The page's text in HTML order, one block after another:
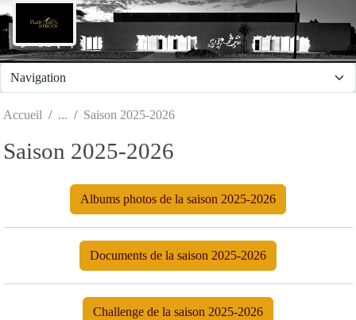
Accueil Saison 2025-2026
Saison 2025-2026
Albums photos de la saison 2025-2026
Documents de la saison 2025-2026
Challenge de la saison 2025-2026
Panneau de gestion des cookies